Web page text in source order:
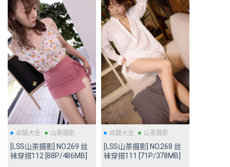
丝腿大全 山茶摄影
[LSS山茶摄影] NO.269 丝
袜穿搭112 [88P/486MB]
丝腿大全 山茶摄影
[LSS山茶摄影] NO.268 丝
袜穿搭111 [71P/378MB]